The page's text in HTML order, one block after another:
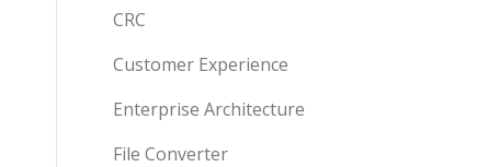
CRC
Customer Experience
Enterprise Architecture
File Converter